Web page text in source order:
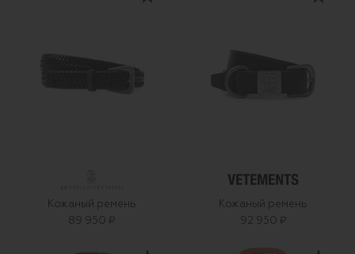
Кожаный ремень
89 950 ₽
Кожаный ремень
92 950 ₽